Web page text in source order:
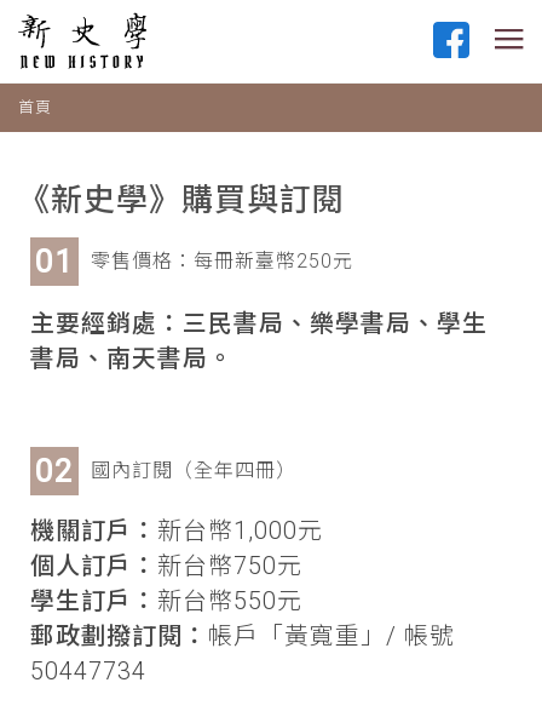
首頁
《新史學》購買與訂閱
零售價格：每冊新臺幣250元
主要經銷處：三民書局、樂學書局、學生
書局、南天書局。
國內訂閱（全年四冊）
機關訂戶： 新台幣1,000元
個人訂戶： 新台幣750元
學生訂戶： 新台幣550元
郵政劃撥訂閱： 帳戶「黃寬重」/ 帳號
50447734